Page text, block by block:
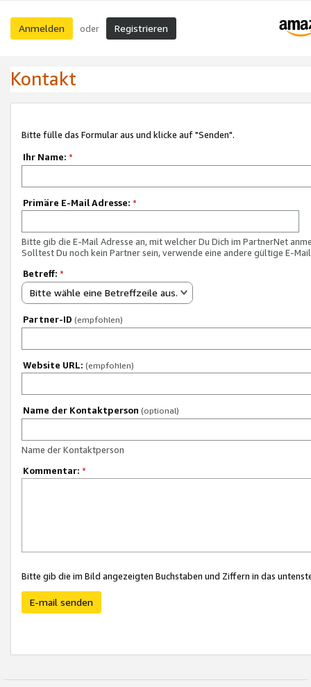
Anmelden oder Registrieren
Kontakt
Bitte fülle das Formular aus und klicke auf "Senden".
Ihr Name: *
Primäre E-Mail Adresse: *
Bitte gib die E-Mail Adresse an, mit welcher Du Dich im PartnerNet
Solltest Du noch kein Partner sein, verwende eine andere gültige E-
Betreff: *
Bitte wähle eine Betreffzeile aus.
Partner-ID (empfohlen)
Website URL: (empfohlen)
Name der Kontaktperson (optional)
Name der Kontaktperson
Kommentar: *
Bitte gib die im Bild angezeigten Buchstaben und Ziffern in das
E-mail senden